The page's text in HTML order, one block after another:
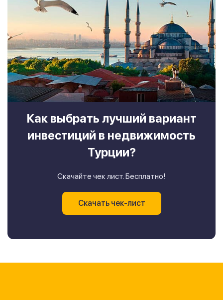
Как выбрать лучший вариант
инвестиций в недвижимость
Турции?
Скачайте чек лист. Бесплатно!
Скачать чек-лист